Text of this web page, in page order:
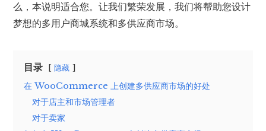
么，本说明适合您。让我们繁荣发展，我们将帮助您设计
梦想的多用户商城系统和多供应商市场。
目录 隐藏
在 WooCommerce 上创建多供应商市场的好处
对于店主和市场管理者
对于卖家